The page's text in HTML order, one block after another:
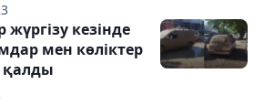
кезінде
мен көліктер
қалды